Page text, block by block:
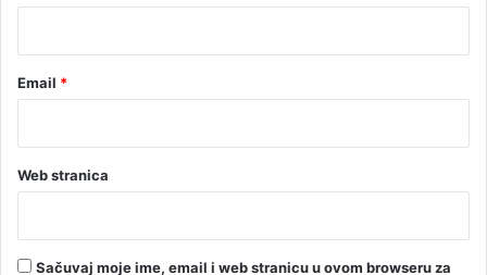
O
,
D
E
O
Email *
Web stranica
Sačuvaj moje ime, email i web stranicu u ovom browseru za